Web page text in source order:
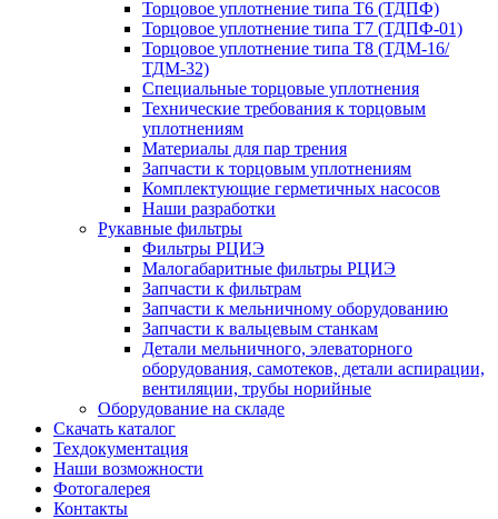
Торцовое уплотнение типа Т6 (ТДПФ)
Торцовое уплотнение типа Т7 (ТДПФ-01)
Торцовое уплотнение типа Т8 (ТДМ-16/
ТДМ-32)
Специальные торцовые уплотнения
Технические требования к торцовым
уплотнениям
Материалы для пар трения
Запчасти к торцовым уплотнениям
Комплектующие герметичных насосов
Наши разработки
Рукавные фильтры
Фильтры РЦИЭ
Малогабаритные фильтры РЦИЭ
Запчасти к фильтрам
Запчасти к мельничному оборудованию
Запчасти к вальцевым станкам
Детали мельничного, элеваторного
оборудования, самотеков, детали аспирации,
вентиляции, трубы норийные
Оборудование на складе
Скачать каталог
Техдокументация
Наши возможности
Фотогалерея
Контакты